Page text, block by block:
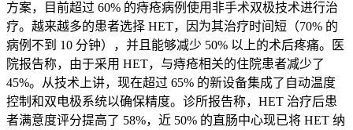
方案，目前超过 60% 的痔疮病例使用非手术双极技术进行治
疗。越来越多的患者选择 HET，因为其治疗时间短（70% 的
病例不到 10 分钟），并且能够减少 50% 以上的术后疼痛。医
院报告称，由于采用 HET，与痔疮相关的住院患者减少了
45%。从技术上讲，现在超过 65% 的新设备集成了自动温度
控制和双电极系统以确保精度。诊所报告称，HET 治疗后患
者满意度评分提高了 58%，近 50% 的直肠中心现已将 HET 纳